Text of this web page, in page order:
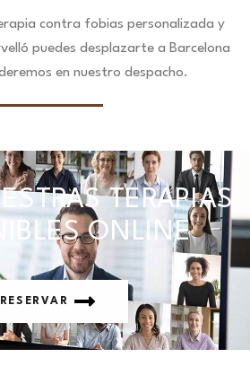
contra fobias personalizada y
puedes desplazarte a Barcelona
en nuestro despacho.
TERAPIAS
ONLINE
RESERVAR